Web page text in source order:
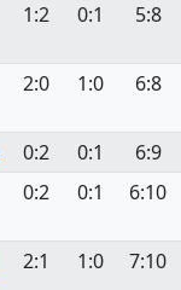
1:2 0:1 5:8
2:0 1:0 6:8
0:2 0:1
6:9
0:2 0:1 6:10
2:1 1:0 7:10